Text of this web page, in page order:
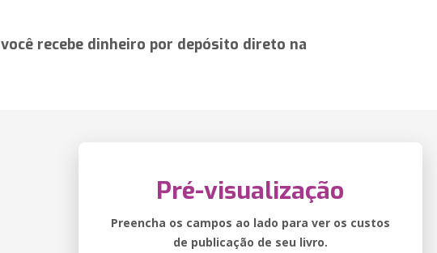
recebe dinheiro por depósito direto na
Pré-visualização
Preencha os campos ao lado para ver os custos
de publicação de seu livro.